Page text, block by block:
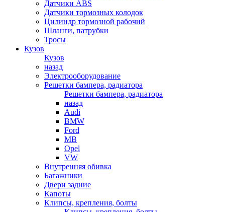
Датчики ABS
Датчики тормозных колодок
Цилиндр тормозной рабочий
Шланги, патрубки
Тросы
Кузов
Кузов
назад
Электрооборудование
Решетки бампера, радиатора
Решетки бампера, радиатора
назад
Audi
BMW
Ford
MB
Opel
VW
Внутренняя обивка
Багажники
Двери задние
Капоты
Клипсы, крепления, болты